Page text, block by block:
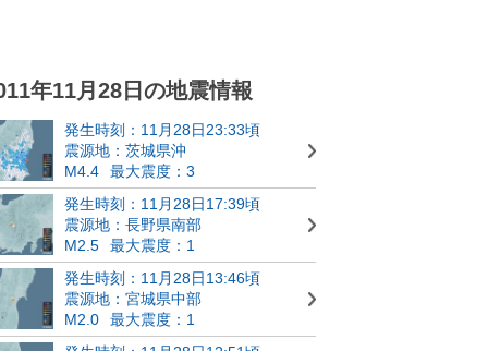
年11月28日の地震情報
発生時刻：11月28日23:33頃
震源地：茨城県沖
M4.4
最大震度：3
発生時刻：11月28日17:39頃
震源地：長野県南部
M2.5
最大震度：1
発生時刻：11月28日13:46頃
震源地：宮城県中部
M2.0
最大震度：1